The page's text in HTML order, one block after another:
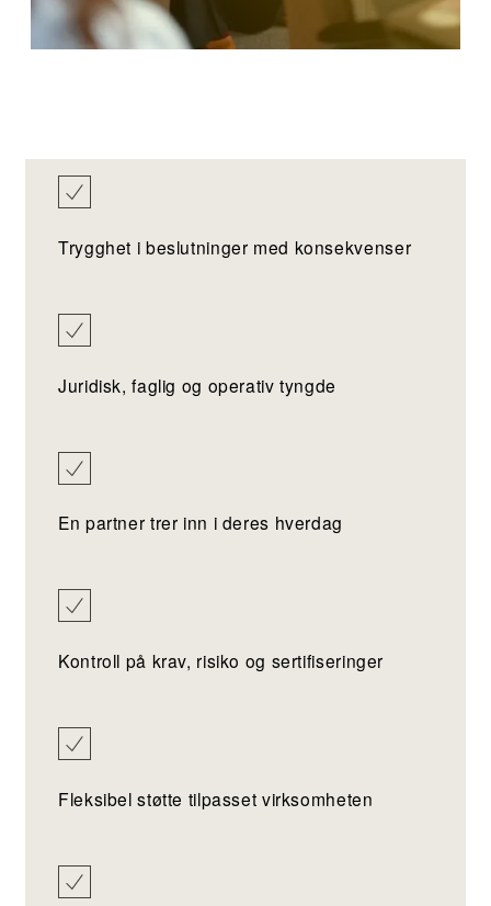
Trygghet i beslutninger med konsekvenser
Juridisk, faglig og operativ tyngde
En partner trer inn i deres hverdag
Kontroll på krav, risiko og sertifiseringer
Fleksibel støtte tilpasset virksomheten